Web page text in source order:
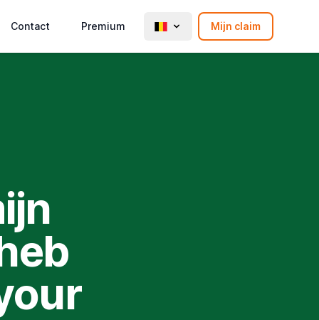
Contact Premium Mijn claim